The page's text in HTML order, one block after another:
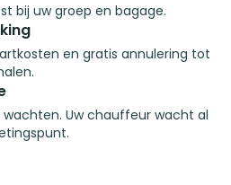
bij uw groep en bagage.
en gratis annulering tot
wachten. Uw chauffeur wacht al